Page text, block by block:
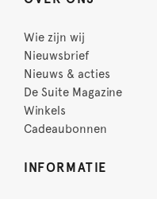
Wie zijn wij
Nieuwsbrief
Nieuws & acties
De Suite Magazine
Winkels
Cadeaubonnen
INFORMATIE